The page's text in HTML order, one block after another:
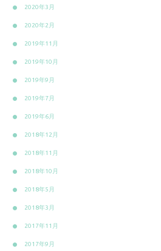
2020年3月
2020年2月
2019年11月
2019年10月
2019年9月
2019年7月
2019年6月
2018年12月
2018年11月
2018年10月
2018年5月
2018年3月
2017年11月
2017年9月